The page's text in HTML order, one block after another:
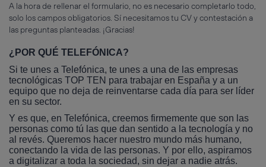
A la hora de rellenar el formulario, no es necesario completarlo todo,
solo los campos obligatorios. Sí necesitamos tu CV y contestación a
las preguntas planteadas. ¡Gracias!
¿POR QUÉ TELEFÓNICA?
Si te unes a Telefónica, te unes a una de las empresas
tecnológicas TOP TEN para trabajar en España y a un
equipo que no deja de reinventarse cada día para ser líder
en su sector.
Y es que, en Telefónica, creemos firmemente que son las
personas como tú las que dan sentido a la tecnología y no
al revés. Queremos hacer nuestro mundo más humano,
conectando la vida de las personas. Y por ello, aspiramos
a digitalizar a toda la sociedad, sin dejar a nadie atrás.